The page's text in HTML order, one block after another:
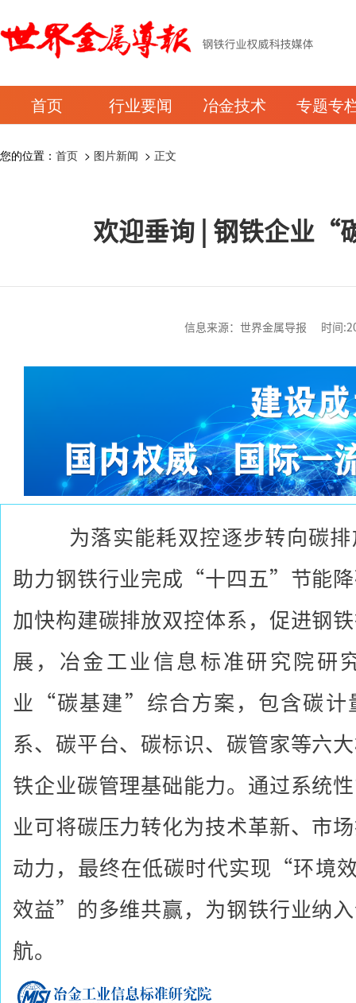
首页 行业要闻 冶金技术 专题专
您的位置： 首页 > 图片新闻 > 正文
欢迎垂询 | 钢铁企业“
信息来源：世界金属导报 时间
为落实能耗双控逐步转向碳排
助力钢铁行业完成“十四五”节能
加快构建碳排放双控体系，促进钢
展，冶金工业信息标准研究院研
业“碳基建”综合方案，包含碳计
系、碳平台、碳标识、碳管家等六
铁企业碳管理基础能力。通过系统
业可将碳压力转化为技术革新、市
动力，最终在低碳时代实现“环境
效益”的多维共赢，为钢铁行业纳
航。